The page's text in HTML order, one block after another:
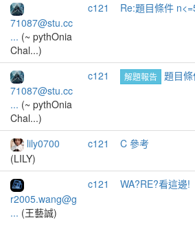
71087@stu.cc
... (~ pythOnia
Chal...)
c121 Re:題目條件
71087@stu.cc
... (~ pythOnia
Chal...)
c121 解題報告 題目
lily0700
(LILY)
c121 C 參考
r2005.wang@g
... (王藝誠)
c121 WA?RE?看這邊!